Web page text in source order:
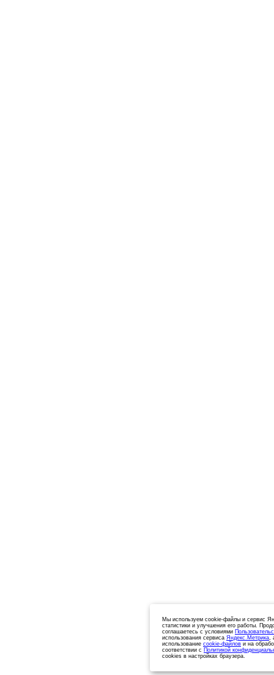
Мы используем cookie-файлы и сервис
статистики и улучшения его работы.
соглашаетесь с условиями
использования сервиса Яндекс.Метрика,
использование cookie-файлов и на
соответствии с Политикой
cookies в настройках браузера.